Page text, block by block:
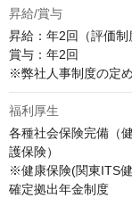
昇給/賞与
昇給：年2回（評価制
賞与：年2回
※弊社人事制度の定
福利厚生
各種社会保険完備（
護保険）
※健康保険(関東ITS
確定拠出年金制度